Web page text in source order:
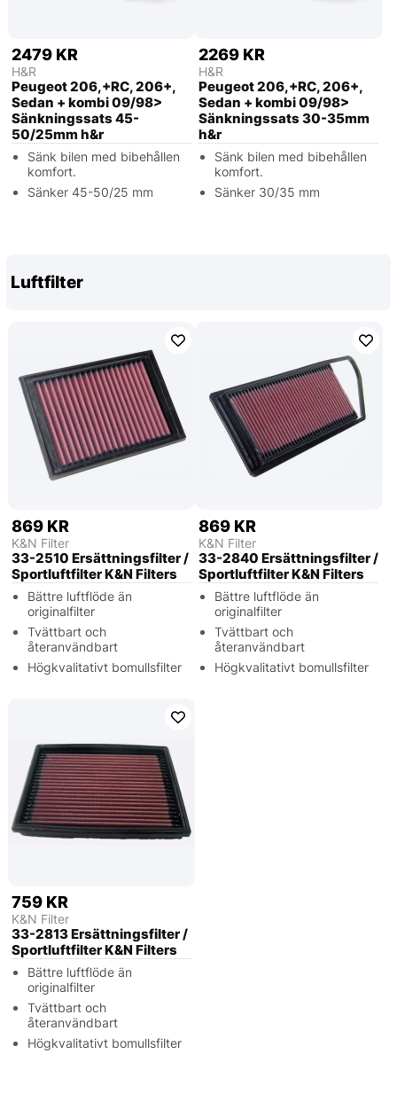
2479 KR
H&R
Peugeot 206,+RC, 206+,
Sedan + kombi 09/98>
Sänkningssats 45-
50/25mm h&r
Sänk bilen med bibehållen
komfort.
Sänker 45-50/25 mm
2269 KR
H&R
Peugeot 206,+RC, 206+,
Sedan + kombi 09/98>
Sänkningssats 30-35mm
h&r
Sänk bilen med bibehållen
komfort.
Sänker 30/35 mm
Luftfilter
869 KR
K&N Filter
33-2510 Ersättningsfilter /
Sportluftfilter K&N Filters
Bättre luftflöde än
originalfilter
Tvättbart och
återanvändbart
Högkvalitativt bomullsfilter
869 KR
K&N Filter
33-2840 Ersättningsfilter /
Sportluftfilter K&N Filters
Bättre luftflöde än
originalfilter
Tvättbart och
återanvändbart
Högkvalitativt bomullsfilter
759 KR
K&N Filter
33-2813 Ersättningsfilter /
Sportluftfilter K&N Filters
Bättre luftflöde än
originalfilter
Tvättbart och
återanvändbart
Högkvalitativt bomullsfilter